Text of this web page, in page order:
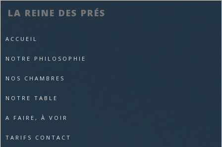
LA REINE DES PRÉS
ACCUEIL
NOTRE PHILOSOPHIE
NOS CHAMBRES
NOTRE TABLE
A FAIRE, À VOIR
TARIFS CONTACT